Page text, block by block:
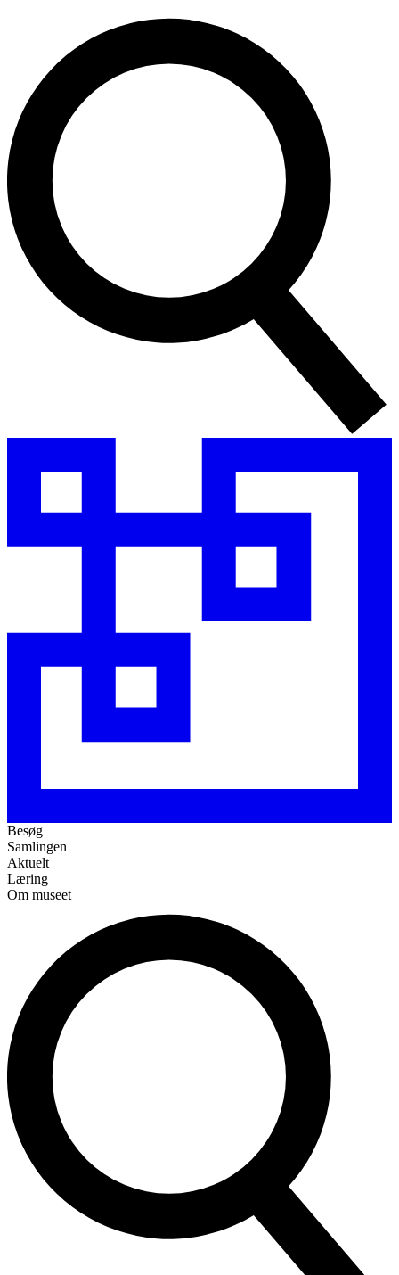
Besøg
Samlingen
Aktuelt
Læring
Om museet